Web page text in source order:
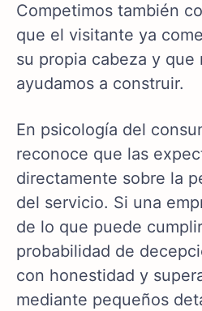
Competimos también
que el visitante ya
su propia cabeza y que
ayudamos a construir.
En psicología del
reconoce que las
directamente sobre la
del servicio. Si una
de lo que puede
probabilidad de
con honestidad y
mediante pequeños